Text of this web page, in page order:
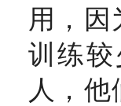
用，
训练
人，